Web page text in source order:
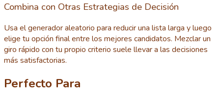
Combina con Otras Estrategias de Decisión
Usa el generador aleatorio para reducir una lista larga y luego
elige tu opción final entre los mejores candidatos. Mezclar un
giro rápido con tu propio criterio suele llevar a las decisiones
más satisfactorias.
Perfecto Para